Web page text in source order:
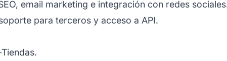
email marketing e integración con redes
para terceros y acceso a API.